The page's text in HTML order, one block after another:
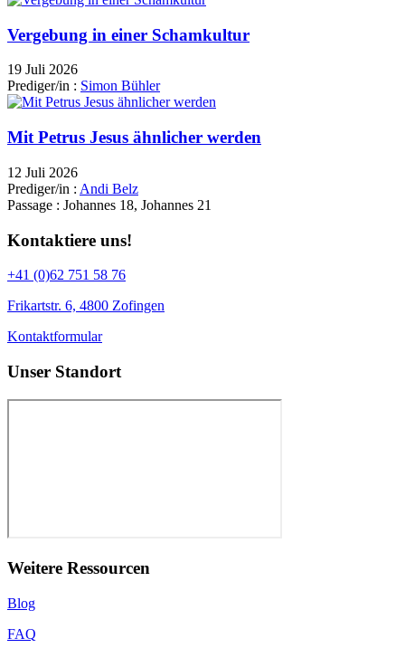
Vergebung in einer Schamkultur
19 Juli 2026
Prediger/in : Simon Bühler
Mit Petrus Jesus ähnlicher werden
12 Juli 2026
Prediger/in : Andi Belz
Passage : Johannes 18, Johannes 21
Kontaktiere uns!
+41 (0)62 751 58 76
Frikartstr. 6, 4800 Zofingen
Kontaktformular
Unser Standort
Weitere Ressourcen
Blog
FAQ